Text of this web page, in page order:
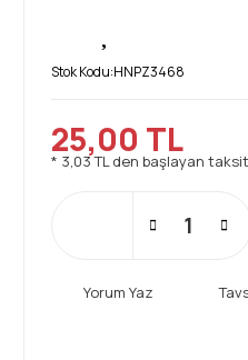
Stok Kodu:HNPZ3468
25,00 TL
* 3,03 TL den başlayan
Yorum Yaz